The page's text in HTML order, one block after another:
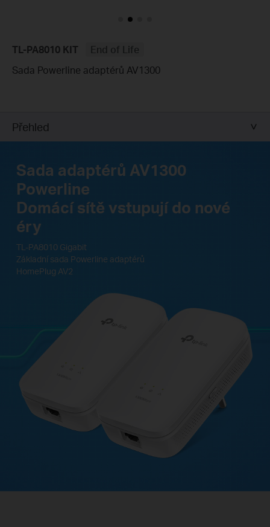
TL-PA8010 KIT
End of Life
Sada Powerline adaptérů AV1300
Přehled
Sada adaptérů AV1300
Powerline
Domácí sítě vstupují do nové
éry
TL-PA8010 Gigabit
Základní sada Powerline adaptérů
HomePlug AV2